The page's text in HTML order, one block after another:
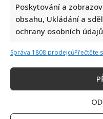
Poskytování a
obsahu, Ukládání a
ochrany osobních
Správa 1808 prodejcůPřečtěte